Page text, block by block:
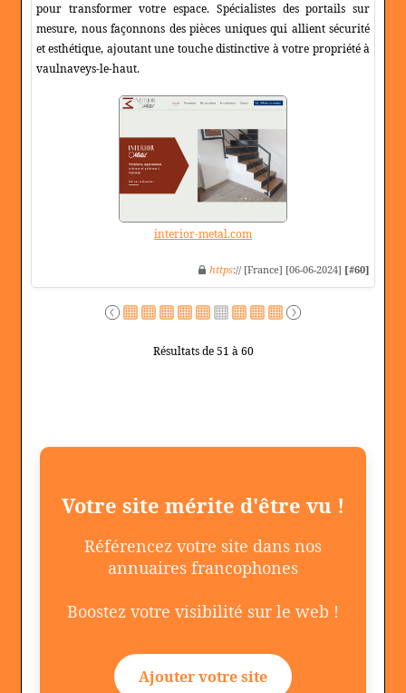
pour transformer votre espace. Spécialistes des portails sur
mesure, nous façonnons des pièces uniques qui allient sécurité
et esthétique, ajoutant une touche distinctive à votre propriété à
vaulnaveys-le-haut.
interior-metal.com
https:// [France] [06-06-2024] [#60]
Résultats de 51 à 60
Votre site mérite d'être vu !
Référencez votre site dans nos
annuaires francophones
Boostez votre visibilité sur le web !
Ajouter votre site